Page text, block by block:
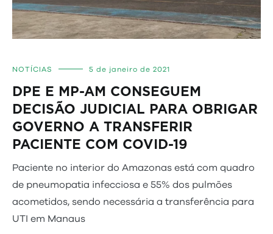
NOTÍCIAS 5 de janeiro de 2021
DPE E MP-AM CONSEGUEM
DECISÃO JUDICIAL PARA OBRIGAR
GOVERNO A TRANSFERIR
PACIENTE COM COVID-19
Paciente no interior do Amazonas está com quadro
de pneumopatia infecciosa e 55% dos pulmões
acometidos, sendo necessária a transferência para
UTI em Manaus